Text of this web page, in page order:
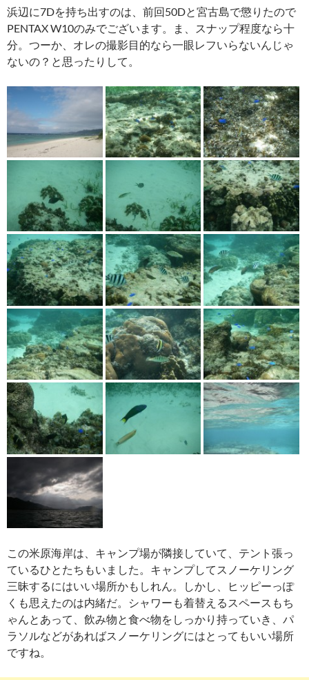
浜辺に7Dを持ち出すのは、前回50Dと宮古島で懲りたので
PENTAX W10のみでございます。ま、スナップ程度なら十
分。つーか、オレの撮影目的なら一眼レフいらないんじゃ
ないの？と思ったりして。
この米原海岸は、キャンプ場が隣接していて、テント張っ
ているひとたちもいました。キャンプしてスノーケリング
三昧するにはいい場所かもしれん。しかし、ヒッピーっぽ
くも思えたのは内緒だ。シャワーも着替えるスペースもち
ゃんとあって、飲み物と食べ物をしっかり持っていき、パ
ラソルなどがあればスノーケリングにはとってもいい場所
ですね。